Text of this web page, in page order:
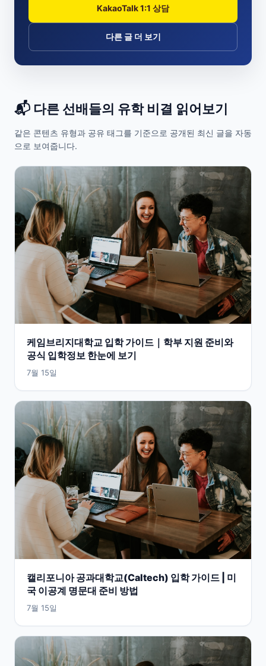
KakaoTalk 1:1 상담
다른 글 더 보기
📬 다른 선배들의 유학 비결 읽어보기
같은 콘텐츠 유형과 공유 태그를 기준으로 공개된 최신 글을 자동
으로 보여줍니다.
케임브리지대학교 입학 가이드｜학부 지원 준비와
공식 입학정보 한눈에 보기
7월 15일
캘리포니아 공과대학교(Caltech) 입학 가이드 | 미
국 이공계 명문대 준비 방법
7월 15일